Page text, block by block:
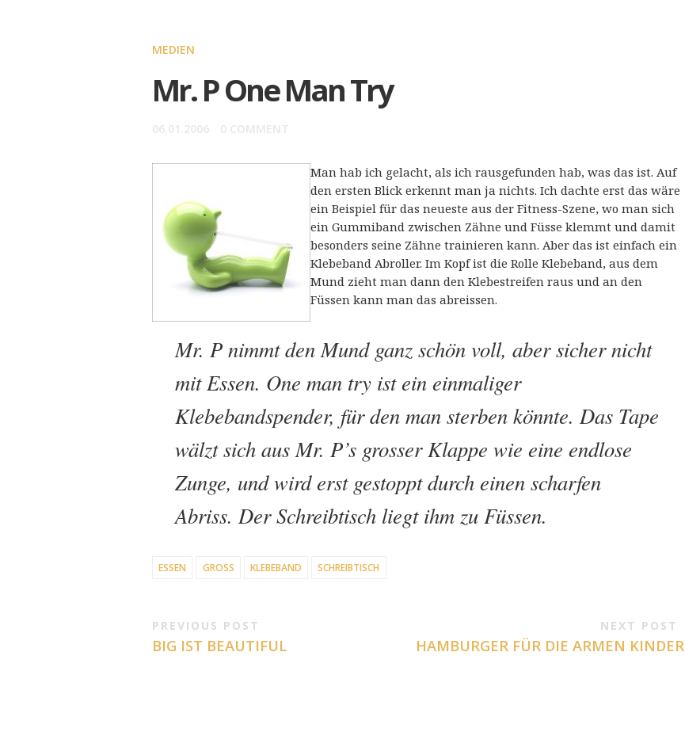
MEDIEN
Mr. P One Man Try
06.01.2006 0 COMMENT
Man hab ich gelacht, als ich rausgefunden hab, was das ist. Auf
den ersten Blick erkennt man ja nichts. Ich dachte erst das wäre
ein Beispiel für das neueste aus der Fitness-Szene, wo man sich
ein Gummiband zwischen Zähne und Füsse klemmt und damit
besonders seine Zähne trainieren kann. Aber das ist einfach ein
Klebeband Abroller. Im Kopf ist die Rolle Klebeband, aus dem
Mund zieht man dann den Klebestreifen raus und an den
Füssen kann man das abreissen.
Mr. P nimmt den Mund ganz schön voll, aber sicher nicht
mit Essen. One man try ist ein einmaliger
Klebebandspender, für den man sterben könnte. Das Tape
wälzt sich aus Mr. P’s grosser Klappe wie eine endlose
Zunge, und wird erst gestoppt durch einen scharfen
Abriss. Der Schreibtisch liegt ihm zu Füssen.
ESSEN GROSS KLEBEBAND SCHREIBTISCH
PREVIOUS POST
BIG IST BEAUTIFUL
NEXT POST
HAMBURGER FÜR DIE ARMEN KINDER